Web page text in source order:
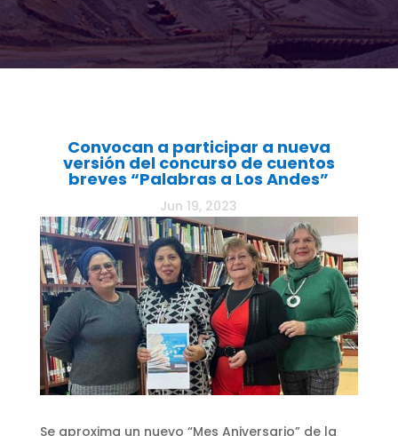
Convocan a participar a nueva
versión del concurso de cuentos
breves “Palabras a Los Andes”
Jun 19, 2023
Se aproxima un nuevo “Mes Aniversario” de la